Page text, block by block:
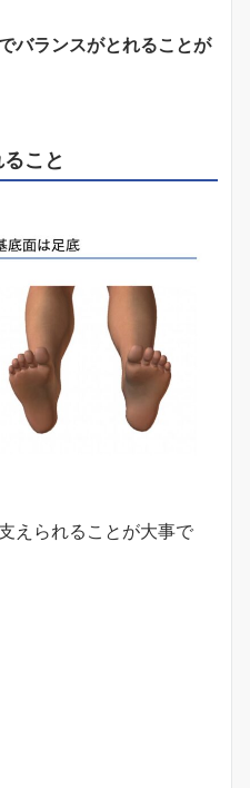
バランスがとれることが
こと
えられることが大事で